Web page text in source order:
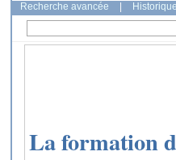
Recherche avancée
La formation